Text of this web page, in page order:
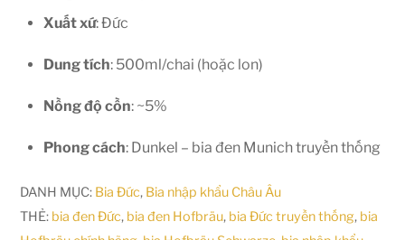
Xuất xứ: Đức
Dung tích: 500ml/chai (hoặc lon)
Nồng độ cồn: ~5%
Phong cách: Dunkel – bia đen Munich truyền thống
DANH MỤC: Bia Đức, Bia nhập khẩu Châu Âu
THẺ: bia đen Đức, bia đen Hofbräu, bia Đức truyền thống, bia